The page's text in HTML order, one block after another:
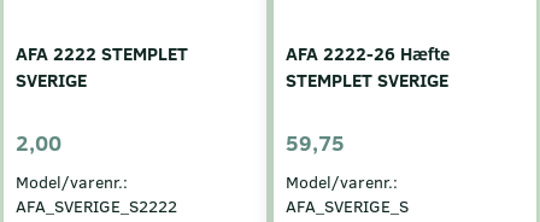
AFA 2222 STEMPLET
SVERIGE
2,00
Model/varenr.:
AFA_SVERIGE_S2222
AFA 2222-26 Hæfte
STEMPLET SVERIGE
59,75
Model/varenr.:
AFA_SVERIGE_S